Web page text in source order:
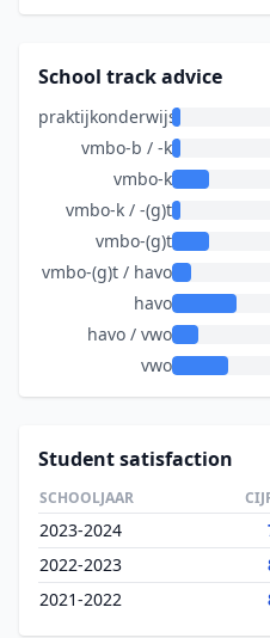
School track advice
praktijkonderwijs
vmbo-b / -k
vmbo-k
vmbo-k / -(g)t
vmbo-(g)t
vmbo-(g)t / havo
havo
havo / vwo
vwo
Student satisfaction
SCHOOLJAAR
2023-2024
2022-2023
2021-2022